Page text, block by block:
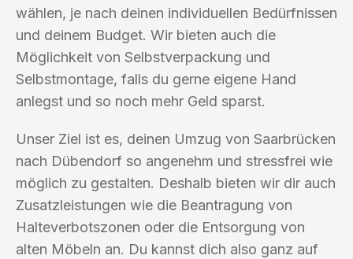
wählen, je nach deinen individuellen Bedürfnissen
und deinem Budget. Wir bieten auch die
Möglichkeit von Selbstverpackung und
Selbstmontage, falls du gerne eigene Hand
anlegst und so noch mehr Geld sparst.
Unser Ziel ist es, deinen Umzug von Saarbrücken
nach Dübendorf so angenehm und stressfrei wie
möglich zu gestalten. Deshalb bieten wir dir auch
Zusatzleistungen wie die Beantragung von
Halteverbotszonen oder die Entsorgung von
alten Möbeln an. Du kannst dich also ganz auf